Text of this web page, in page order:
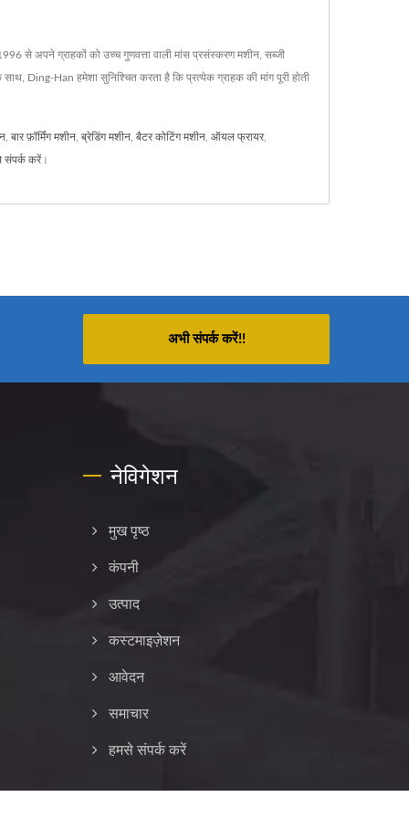
से अपने ग्राहकों को उच्च गुणवत्ता वाली मांस प्रसंस्करण मशीन, सब्जी
Ding-Han हमेशा सुनिश्चित करता है कि प्रत्येक ग्राहक की मांग पूरी होती
बार फ़ॉर्मिंग मशीन ब्रेडिंग मशीन बैटर कोटिंग मशीन ऑयल फ्रायर,
संपर्क करें।
अभी संपर्क करें!!
नेविगेशन
मुख पृष्ठ
कंपनी
उत्पाद
कस्टमाइज़ेशन
आवेदन
समाचार
हमसे संपर्क करें